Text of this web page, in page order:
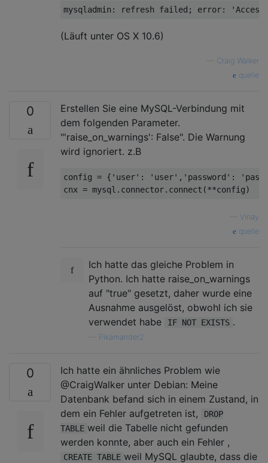
(Läuft unter OS X 10.6)
Craig Walker
quelle
0
Erstellen Sie eine MySQL-Verbindung mit
dem folgenden Parameter.
"'raise_on_warnings': False". Die Warnung
wird ignoriert. z.B
config = {'user': 'user','password':
Vinay
quelle
Ich hatte das gleiche Problem in
Python. Ich hatte raise_on_warnings
auf "true" gesetzt, daher wurde eine
Ausnahme ausgelöst, obwohl ich sie
verwendet habe
IF NOT EXISTS .
Pikamander2
0
Ich hatte ein ähnliches Problem wie
@CraigWalker unter Debian: Meine
Datenbank befand sich in einem Zustand, in
dem ein Fehler aufgetreten ist,
DROP
TABLE weil die Tabelle nicht gefunden
werden konnte, aber auch ein Fehler ,
CREATE TABLE weil MySQL glaubte, dass die